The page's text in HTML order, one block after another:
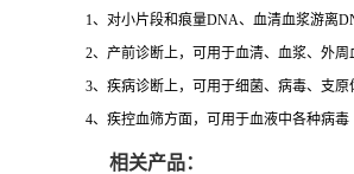
1、对小片段和痕量DNA、血清血浆游离
2、产前诊断上，可用于血清、血浆、外周
3、疾病诊断上，可用于细菌、病毒、支原
4、疾控血筛方面，可用于血液中各种病
相关产品：